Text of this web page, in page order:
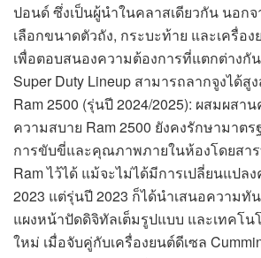
ปอนด์ ซึ่งเป็นผู้นำในคลาสเดียวกัน นอกจ
เลือกขนาดตัวถัง, กระบะท้าย และเครื่อ
เพื่อตอบสนองความต้องการที่แตกต่างกั
Super Duty Lineup สามารถลากจูงได้สู
Ram 2500 (รุ่นปี 2024/2025): ผสมผสา
ความสบาย Ram 2500 ยังคงรักษามาต
การขับขี่และคุณภาพภายในห้องโดยสา
Ram ไว้ได้ แม้จะไม่ได้มีการเปลี่ยนแปล
2023 แต่รุ่นปี 2023 ก็ได้นำเสนอความทั
แผงหน้าปัดดิจิทัลเต็มรูปแบบ และเทคโน
ใหม่ เมื่อจับคู่กับเครื่องยนต์ดีเซล